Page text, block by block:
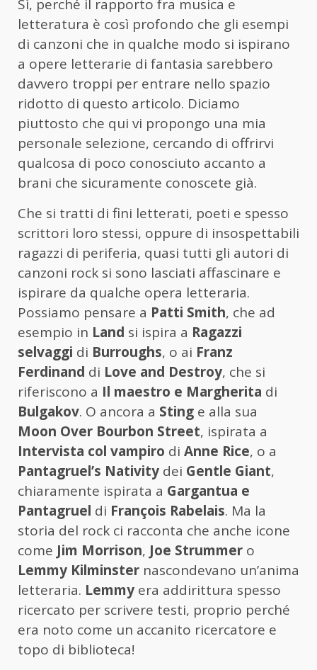
Sì, perché il rapporto fra musica e
letteratura è così profondo che gli esempi
di canzoni che in qualche modo si ispirano
a opere letterarie di fantasia sarebbero
davvero troppi per entrare nello spazio
ridotto di questo articolo. Diciamo
piuttosto che qui vi propongo una mia
personale selezione, cercando di offrirvi
qualcosa di poco conosciuto accanto a
brani che sicuramente conoscete già.
Che si tratti di fini letterati, poeti e spesso
scrittori loro stessi, oppure di insospettabili
ragazzi di periferia, quasi tutti gli autori di
canzoni rock si sono lasciati affascinare e
ispirare da qualche opera letteraria.
Possiamo pensare a Patti Smith, che ad
esempio in Land si ispira a Ragazzi
selvaggi di Burroughs, o ai Franz
Ferdinand di Love and Destroy, che si
riferiscono a Il maestro e Margherita di
Bulgakov. O ancora a Sting e alla sua
Moon Over Bourbon Street, ispirata a
Intervista col vampiro di Anne Rice, o a
Pantagruel’s Nativity dei Gentle Giant,
chiaramente ispirata a Gargantua e
Pantagruel di François Rabelais. Ma la
storia del rock ci racconta che anche icone
come Jim Morrison, Joe Strummer o
Lemmy Kilminster nascondevano un’anima
letteraria. Lemmy era addirittura spesso
ricercato per scrivere testi, proprio perché
era noto come un accanito ricercatore e
topo di biblioteca!